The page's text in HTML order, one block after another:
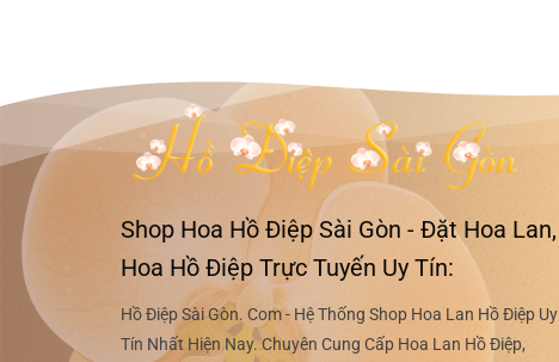
Shop Hoa Hồ Điệp Sài Gòn - Đặt Hoa Lan,
Hoa Hồ Điệp Trực Tuyến Uy Tín:
Hồ Điệp Sài Gòn. Com - Hệ Thống Shop Hoa Lan Hồ Điệp Uy
Tín Nhất Hiện Nay. Chuyên Cung Cấp Hoa Lan Hồ Điệp,